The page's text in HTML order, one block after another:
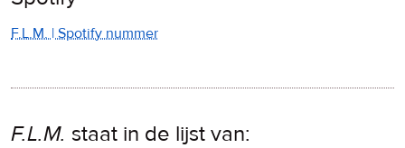
F.L.M. | Spotify nummer
F.L.M. staat in de lijst van: